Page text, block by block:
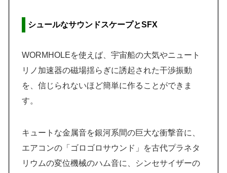
シュールなサウンドスケープとSFX
WORMHOLEを使えば、宇宙船の大気やニュート
リノ加速器の磁場揺らぎに誘起された干渉振動
を、信じられないほど簡単に作ることができま
す。
キュートな金属音を銀河系間の巨大な衝撃音に、
エアコンの「ゴロゴロサウンド」を古代プラネタ
リウムの変位機械のハム音に、シンセサイザーの